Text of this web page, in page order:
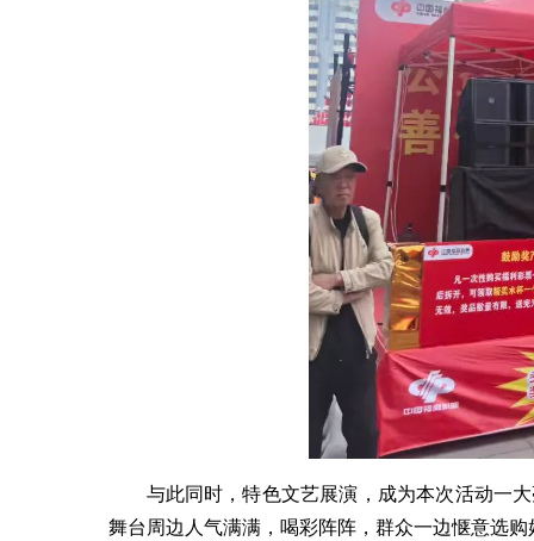
与此同时，特色文艺展演，成为本次活动一
舞台周边人气满满，喝彩阵阵，群众一边惬意选